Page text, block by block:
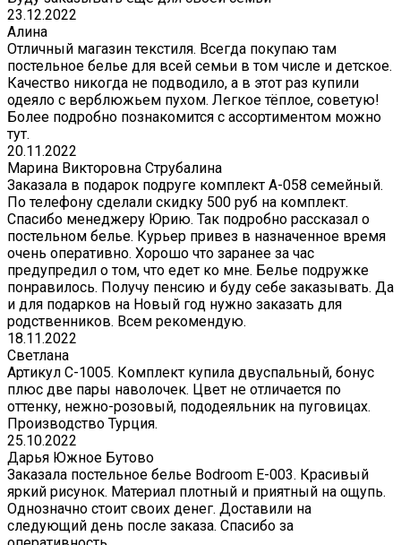
23.12.2022
Алина
Отличный магазин текстиля. Всегда покупаю там
постельное белье для всей семьи в том числе и детское.
Качество никогда не подводило, а в этот раз купили
одеяло с верблюжьем пухом. Легкое тёплое, советую!
Более подробно познакомится с ассортиментом можно
тут.
20.11.2022
Марина Викторовна Струбалина
Заказала в подарок подруге комплект А-058 семейный.
По телефону сделали скидку 500 руб на комплект.
Спасибо менеджеру Юрию. Так подробно рассказал о
постельном белье. Курьер привез в назначенное время
очень оперативно. Хорошо что заранее за час
предупредил о том, что едет ко мне. Белье подружке
понравилось. Получу пенсию и буду себе заказывать. Да
и для подарков на Новый год нужно заказать для
родственников. Всем рекомендую.
18.11.2022
Светлана
Артикул С-1005. Комплект купила двуспальный, бонус
плюс две пары наволочек. Цвет не отличается по
оттенку, нежно-розовый, пододеяльник на пуговицах.
Производство Турция.
25.10.2022
Дарья Южное Бутово
Заказала постельное белье Bodroom E-003. Красивый
яркий рисунок. Материал плотный и приятный на ощупь.
Однозначно стоит своих денег. Доставили на
следующий день после заказа. Спасибо за